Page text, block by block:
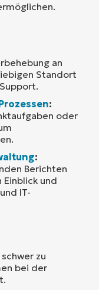
an
Standort
:
oder
:
Berichten
und
IT-
zu
bei der